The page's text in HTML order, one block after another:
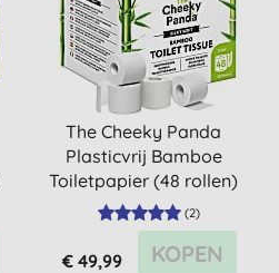
The Cheeky Panda
Plasticvrij Bamboe
Toiletpapier (48 rollen)
(2)
€ 49,99 KOPEN